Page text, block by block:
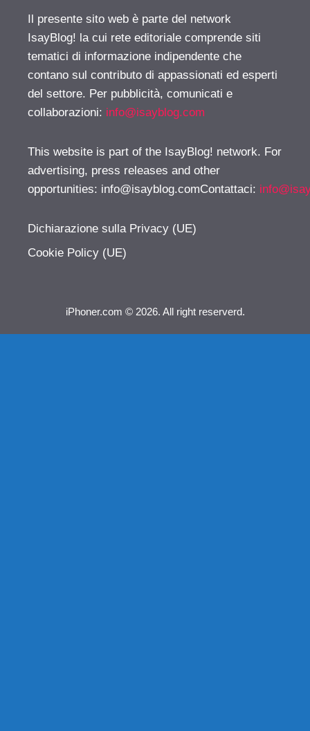
Il presente sito web è parte del network
IsayBlog! la cui rete editoriale comprende siti
tematici di informazione indipendente che
contano sul contributo di appassionati ed esperti
del settore. Per pubblicità, comunicati e
collaborazioni: info@isayblog.com
This website is part of the IsayBlog! network. For
advertising, press releases and other
opportunities: info@isayblog.comContattaci:
Dichiarazione sulla Privacy (UE)
Cookie Policy (UE)
iPhoner.com © 2026. All right reserverd.